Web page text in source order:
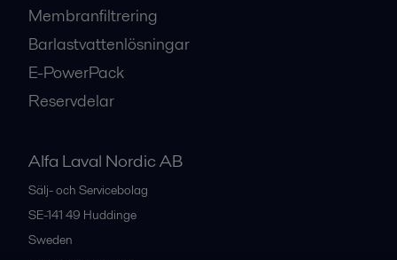
Membranfiltrering
Barlastvattenlösningar
E-PowerPack
Reservdelar
Alfa Laval Nordic AB
Sälj- och Servicebolag
SE-141 49 Huddinge
Sweden